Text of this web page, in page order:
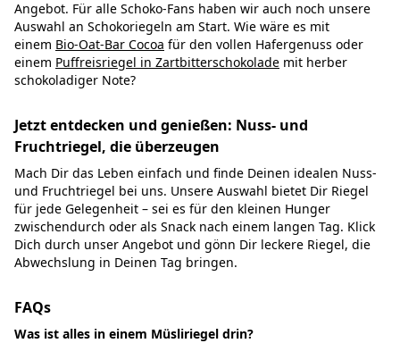
Angebot. Für alle Schoko-Fans haben wir auch noch unsere
Auswahl an Schokoriegeln am Start. Wie wäre es mit
einem Bio-Oat-Bar Cocoa für den vollen Hafergenuss oder
einem Puffreisriegel in Zartbitterschokolade mit herber
schokoladiger Note?
Jetzt entdecken und genießen: Nuss- und
Fruchtriegel, die überzeugen
Mach Dir das Leben einfach und finde Deinen idealen Nuss-
und Fruchtriegel bei uns. Unsere Auswahl bietet Dir Riegel
für jede Gelegenheit – sei es für den kleinen Hunger
zwischendurch oder als Snack nach einem langen Tag. Klick
Dich durch unser Angebot und gönn Dir leckere Riegel, die
Abwechslung in Deinen Tag bringen.
FAQs
Was ist alles in einem Müsliriegel drin?